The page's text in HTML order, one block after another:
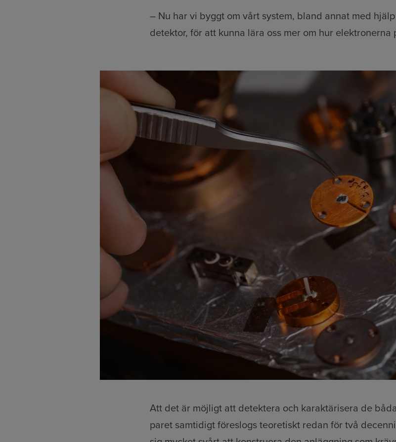
– Nu har vi byggt om vårt system, bland annat med
detektor, för att kunna lära oss mer om hur elektronerna
Att det är möjligt att detektera och karaktärisera de
paret samtidigt föreslogs teoretiskt redan för två